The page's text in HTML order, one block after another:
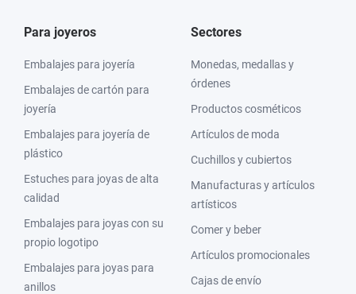
Para joyeros
Embalajes para joyería
Embalajes de cartón para
joyería
Embalajes para joyería de
plástico
Estuches para joyas de alta
calidad
Embalajes para joyas con su
propio logotipo
Embalajes para joyas para
anillos
Sectores
Monedas, medallas y
órdenes
Productos cosméticos
Artículos de moda
Cuchillos y cubiertos
Manufacturas y artículos
artísticos
Comer y beber
Artículos promocionales
Cajas de envío